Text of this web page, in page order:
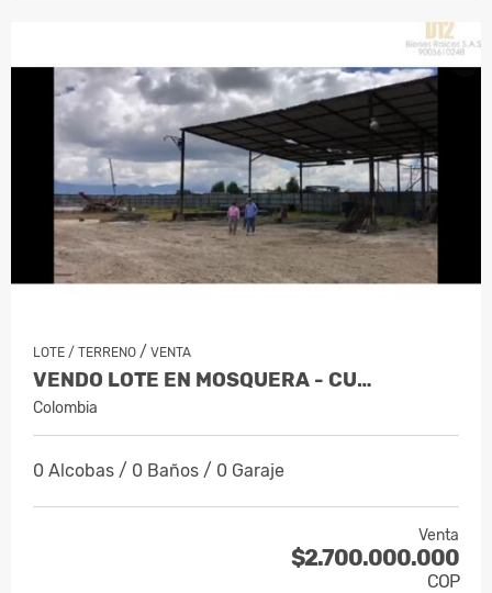
LOTE / TERRENO / VENTA
VENDO LOTE EN MOSQUERA - CU…
Colombia
0 Alcobas / 0 Baños / 0 Garaje
Venta
$2.700.000.000
COP